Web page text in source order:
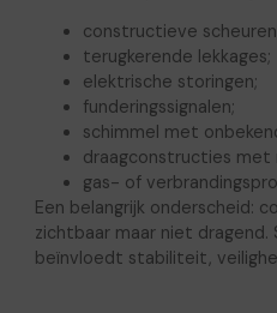
constructieve
terugkerende lekkages;
elektrische storingen;
funderingssignalen;
schimmel met
draagconstructies met
gas- of
Een belangrijk onderscheid:
zichtbaar maar niet
beïnvloedt stabiliteit,